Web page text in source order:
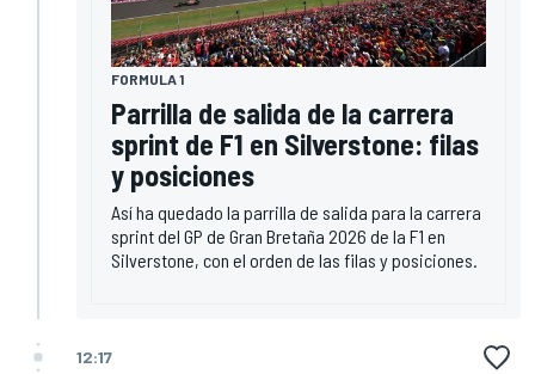
FORMULA 1
Parrilla de salida de la carrera
sprint de F1 en Silverstone: filas
y posiciones
Así ha quedado la parrilla de salida para la carrera
sprint del GP de Gran Bretaña 2026 de la F1 en
Silverstone, con el orden de las filas y posiciones.
12:17